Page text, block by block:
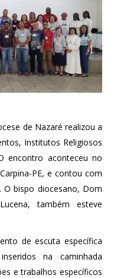
de Nazaré realizou a
Institutos Religiosos
encontro aconteceu no
PE, e contou com
O bispo diocesano, Dom
também esteve
de escuta específica
na caminhada
e trabalhos específicos